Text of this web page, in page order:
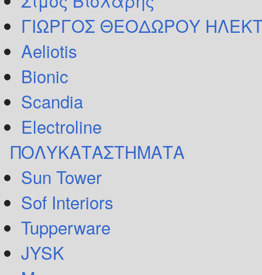
ΓΙΩΡΓΟΣ ΘΕΟΔΩΡΟΥ
Aeliotis
Bionic
Scandia
Electroline
ΠΟΛΥΚΑΤΑΣΤΗΜΑΤΑ
Sun Tower
Sof Interiors
Tupperware
JYSK